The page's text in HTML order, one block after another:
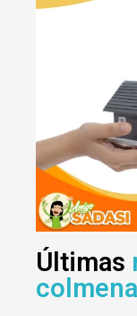
Últimas
colmena